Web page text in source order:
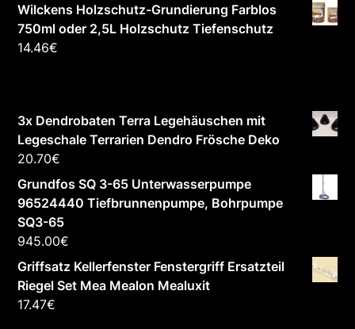
Wilckens Holzschutz-Grundierung Farblos
750ml oder 2,5L Holzschutz Tiefenschutz
14.46€
3x Dendrobaten Terra Legehäuschen mit
Legeschale Terrarien Dendro Frösche Deko
20.70€
Grundfos SQ 3-65 Unterwasserpumpe
96524440 Tiefbrunnenpumpe, Bohrpumpe
SQ3-65
945.00€
Griffsatz Kellerfenster Fenstergriff Ersatzteil
Riegel Set Mea Mealon Mealuxit
17.47€